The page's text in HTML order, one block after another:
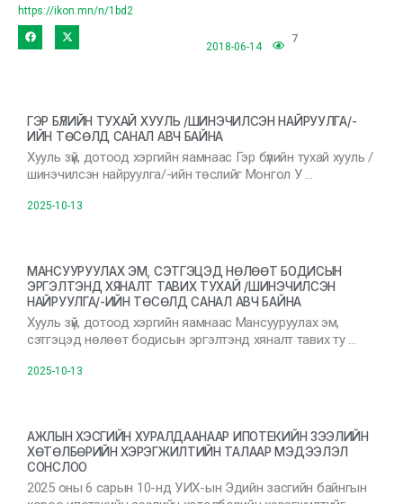
https://ikon.mn/n/1bd2
2018-06-14
7
ГЭР БҮЛИЙН ТУХАЙ ХУУЛЬ /ШИНЭЧИЛСЭН НАЙРУУЛГА/-
ИЙН ТӨСӨЛД САНАЛ АВЧ БАЙНА
Хууль зүй, дотоод хэргийн яамнаас Гэр бүлийн тухай хууль /
шинэчилсэн найруулга/-ийн төслийг Монгол У …
2025-10-13
МАНСУУРУУЛАХ ЭМ, СЭТГЭЦЭД НӨЛӨӨТ БОДИСЫН
ЭРГЭЛТЭНД ХЯНАЛТ ТАВИХ ТУХАЙ /ШИНЭЧИЛСЭН
НАЙРУУЛГА/-ИЙН ТӨСӨЛД САНАЛ АВЧ БАЙНА
Хууль зүй, дотоод хэргийн яамнаас Мансууруулах эм,
сэтгэцэд нөлөөт бодисын эргэлтэнд хяналт тавих ту …
2025-10-13
АЖЛЫН ХЭСГИЙН ХУРАЛДААНААР ИПОТЕКИЙН ЗЭЭЛИЙН
ХӨТӨЛБӨРИЙН ХЭРЭГЖИЛТИЙН ТАЛААР МЭДЭЭЛЭЛ
СОНСЛОО
2025 оны 6 сарын 10-нд УИХ-ын Эдийн засгийн байнгын